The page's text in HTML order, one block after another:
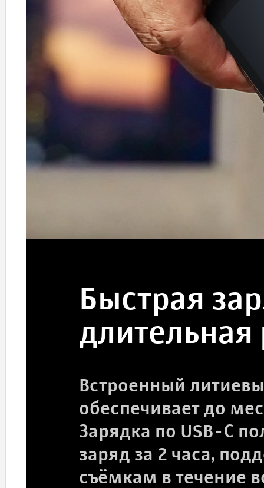
Быстрая
длительная
Встроенный
обеспечивает до
Зарядка по USB-C
заряд за 2 часа,
съёмкам в течение